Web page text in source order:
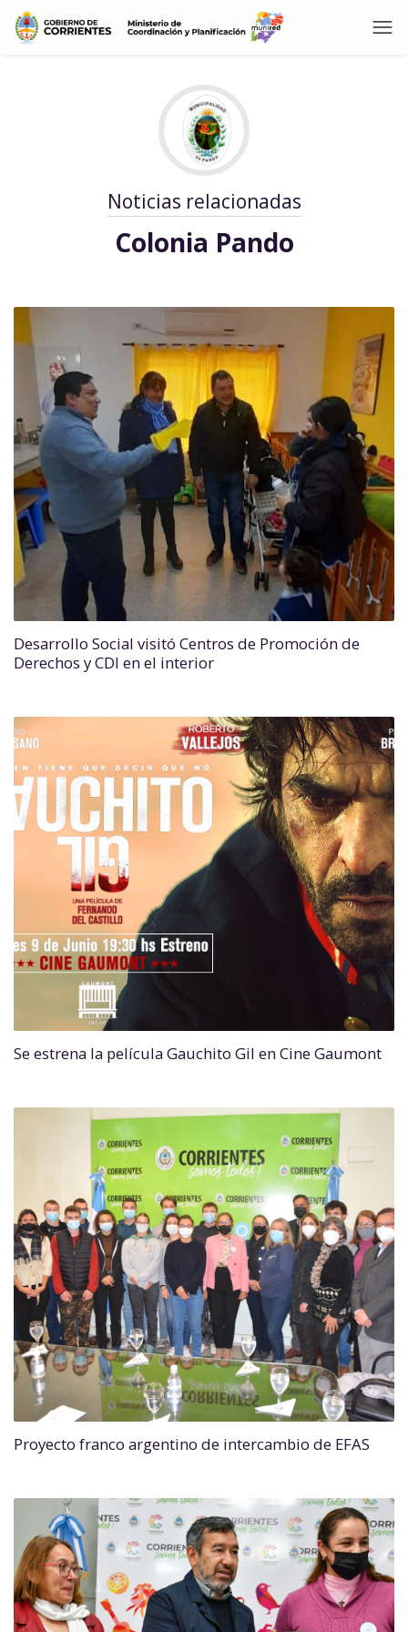
Noticias relacionadas
Colonia Pando
Desarrollo Social visitó Centros de Promoción de
Derechos y CDI en el interior
Se estrena la película Gauchito Gil en Cine Gaumont
Proyecto franco argentino de intercambio de EFAS